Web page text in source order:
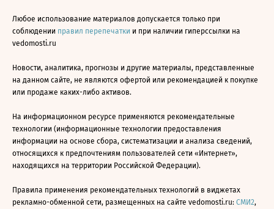
Любое использование материалов допускается только при
соблюдении правил перепечатки и при наличии гиперссылки на
vedomosti.ru
Новости, аналитика, прогнозы и другие материалы, представленные
на данном сайте, не являются офертой или рекомендацией к покупке
или продаже каких-либо активов.
На информационном ресурсе применяются рекомендательные
технологии (информационные технологии предоставления
информации на основе сбора, систематизации и анализа сведений,
относящихся к предпочтениям пользователей сети «Интернет»,
находящихся на территории Российской Федерации).
Правила применения рекомендательных технологий в виджетах
рекламно-обменной сети, размещенных на сайте vedomosti.ru: СМИ2,